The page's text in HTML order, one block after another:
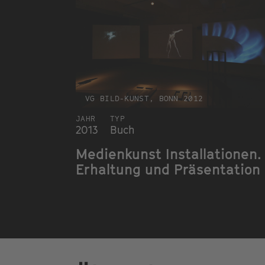
VG BILD-KUNST, BONN 2012
JAHR
2013
TYP
Buch
Medienkunst Installationen.
Erhaltung und Präsentation